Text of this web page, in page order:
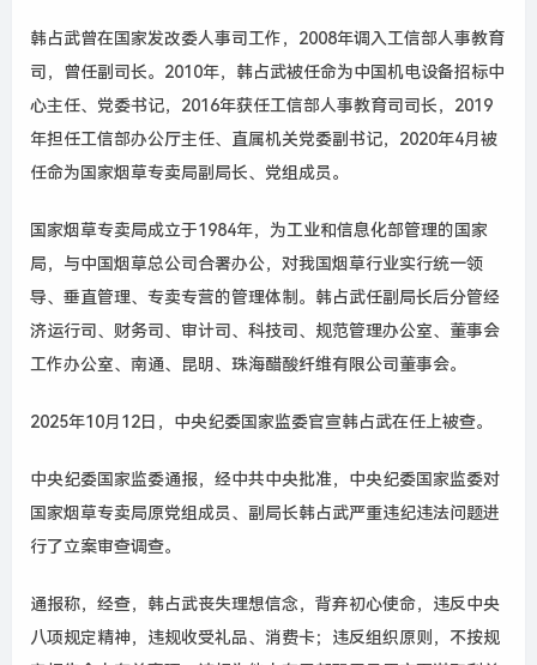
韩占武曾在国家发改委人事司工作，2008年调入工信部人事教育
司，曾任副司长。2010年，韩占武被任命为中国机电设备招标中
心主任、党委书记，2016年获任工信部人事教育司司长，2019
年担任工信部办公厅主任、直属机关党委副书记，2020年4月被
任命为国家烟草专卖局副局长、党组成员。
国家烟草专卖局成立于1984年，为工业和信息化部管理的国家
局，与中国烟草总公司合署办公，对我国烟草行业实行统一领
导、垂直管理、专卖专营的管理体制。韩占武任副局长后分管经
济运行司、财务司、审计司、科技司、规范管理办公室、董事会
工作办公室、南通、昆明、珠海醋酸纤维有限公司董事会。
2025年10月12日，中央纪委国家监委官宣韩占武在任上被查。
中央纪委国家监委通报，经中共中央批准，中央纪委国家监委对
国家烟草专卖局原党组成员、副局长韩占武严重违纪违法问题进
行了立案审查调查。
通报称，经查，韩占武丧失理想信念，背弃初心使命，违反中央
八项规定精神，违规收受礼品、消费卡；违反组织原则，不按规